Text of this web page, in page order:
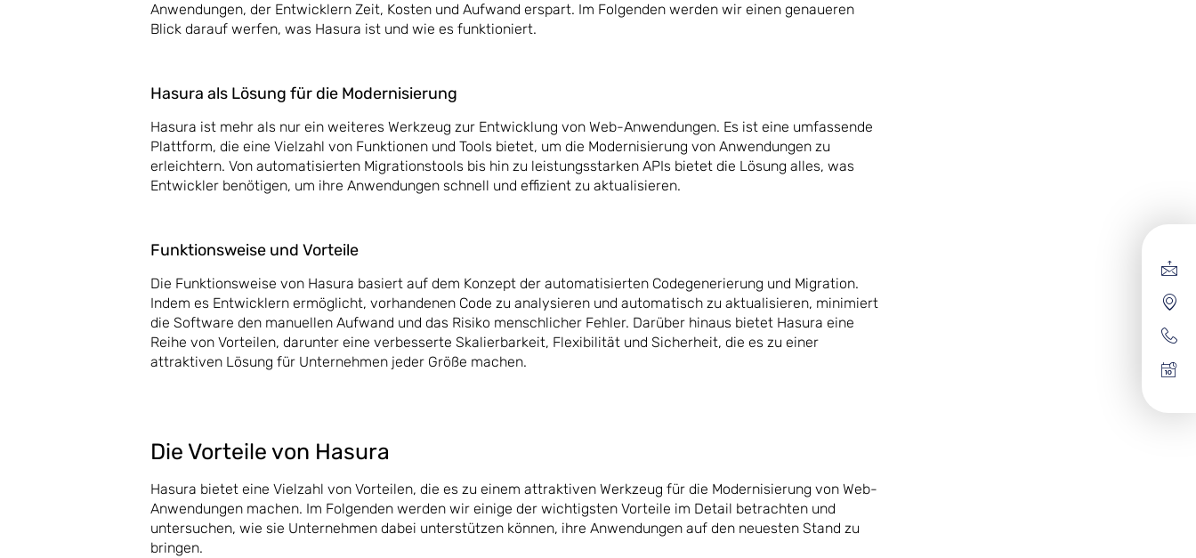
Anwendungen, der Entwicklern Zeit, Kosten und Aufwand erspart. Im Folgenden werden wir einen genaueren
Blick darauf werfen, was Hasura ist und wie es funktioniert.
Hasura als Lösung für die Modernisierung
Hasura ist mehr als nur ein weiteres Werkzeug zur Entwicklung von Web-Anwendungen. Es ist eine umfassende
Plattform, die eine Vielzahl von Funktionen und Tools bietet, um die Modernisierung von Anwendungen zu
erleichtern. Von automatisierten Migrationstools bis hin zu leistungsstarken APIs bietet die Lösung alles, was
Entwickler benötigen, um ihre Anwendungen schnell und effizient zu aktualisieren.
Funktionsweise und Vorteile
Die Funktionsweise von Hasura basiert auf dem Konzept der automatisierten Codegenerierung und Migration.
Indem es Entwicklern ermöglicht, vorhandenen Code zu analysieren und automatisch zu aktualisieren, minimiert
die Software den manuellen Aufwand und das Risiko menschlicher Fehler. Darüber hinaus bietet Hasura eine
Reihe von Vorteilen, darunter eine verbesserte Skalierbarkeit, Flexibilität und Sicherheit, die es zu einer
attraktiven Lösung für Unternehmen jeder Größe machen.
Die Vorteile von Hasura
Hasura bietet eine Vielzahl von Vorteilen, die es zu einem attraktiven Werkzeug für die Modernisierung von Web-
Anwendungen machen. Im Folgenden werden wir einige der wichtigsten Vorteile im Detail betrachten und
untersuchen, wie sie Unternehmen dabei unterstützen können, ihre Anwendungen auf den neuesten Stand zu
bringen.